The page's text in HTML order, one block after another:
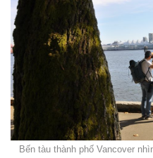
Bến tàu thành phố Vancover